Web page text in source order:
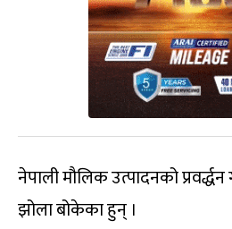
नेपाली मौलिक उत्पादनको
झोला बोकेका हुन् ।